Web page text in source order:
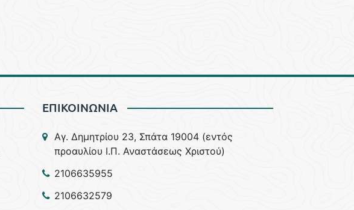
ΕΠΙΚΟΙΝΩΝΙΑ
Aγ. Δημητρίου 23, Σπάτα 19004 (εντός
προαυλίου Ι.Π. Αναστάσεως Χριστού)
2106635955
2106632579